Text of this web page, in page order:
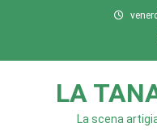
LA
La scena